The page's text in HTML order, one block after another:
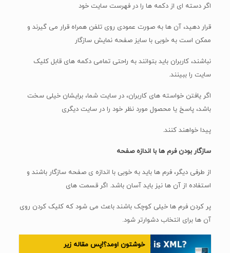
اگر دسته ای از دکمه ها را در فهرست سایت خود
قرار دهید، آن ها به صورت عمودی روی تلفن همراه قرار می گیرند و
ممکن است به خوبی با سایز صفحه نمایش سازگار
نباشند، کاربران باید بتوانند به راحتی تمامی دکمه های قابل کلیک
سایت را ببینند.
اگر یافتن خواسته های کاربران، در سایت شما، برایشان خیلی سخت
باشد، پاسخ یا محصول مورد نظر خود را در سایت دیگری
پیدا خواهند کنند.
سازگار بودن فرم ها با اندازه صفحه
از طرفی دیگر، فرم ها باید به خوبی با اندازه ی صفحه سازگار باشند و
استفاده از آن ها نیز باید آسان باشد. اگر قسمت های
پر کردن فرم ها خیلی کوچک باشند باعث می شود که کلیک کردن روی
آن ها برای انتخاب دشوارتر شود.
خوشتون اومد؟!پس مقاله زیر